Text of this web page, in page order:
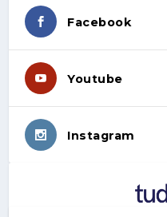
Facebook
Youtube
Instagram